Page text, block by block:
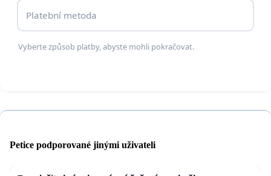
pro drobné zásilky.
Hledání
spravedlivějšího a proporcionálního
nebude likvidační pro zásilky nepatrné
Zajištění transparentnosti a ochrany
Platební metoda
Vyberte způsob platby, abyste mohli pokračovat.
Petice podporované jinými uživateli